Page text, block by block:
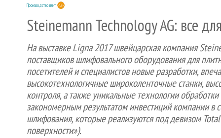
Производство плит
Steinemann Technology AG: все
На выставке Ligna 2017 швейцарская компания
поставщиков шлифовального оборудования для
посетителей и специалистов новые разработки,
высокотехнологичные широколенточные станки,
контроля, а также уникальные технологии
закономерным результатом инвестиций компании в
шлифования, которые реализуются под девизом
поверхности»).